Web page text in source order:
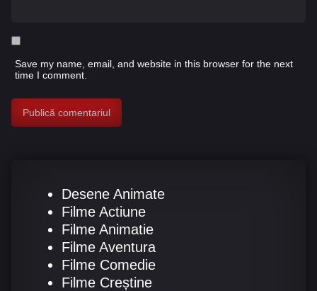
Save my name, email, and website in this browser for the next
time I comment.
Desene Animate
Filme Actiune
Filme Animatie
Filme Aventura
Filme Comedie
Filme Creștine